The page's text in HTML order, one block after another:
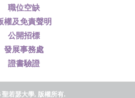
職位空缺
權及免責聲明
公開招標
發展事務處
證書驗證
若瑟大學, 版權所有.